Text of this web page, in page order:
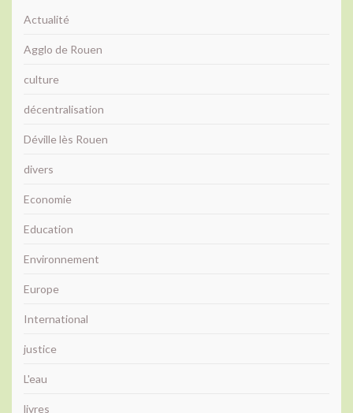
Actualité
Agglo de Rouen
culture
décentralisation
Déville lès Rouen
divers
Economie
Education
Environnement
Europe
International
justice
L'eau
livres